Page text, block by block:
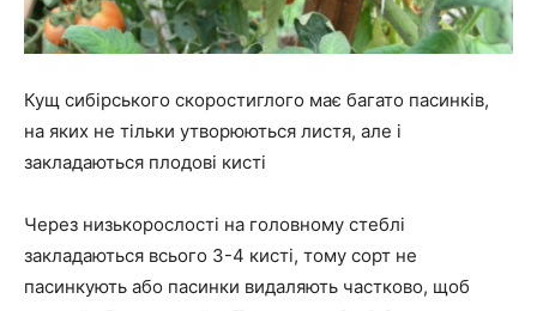
Кущ сибірського скоростиглого має багато пасинків,
на яких не тільки утворюються листя, але і
закладаються плодові кисті
Через низькорослості на головному стеблі
закладаються всього 3-4 кисті, тому сорт не
пасинкують або пасинки видаляють частково, щоб